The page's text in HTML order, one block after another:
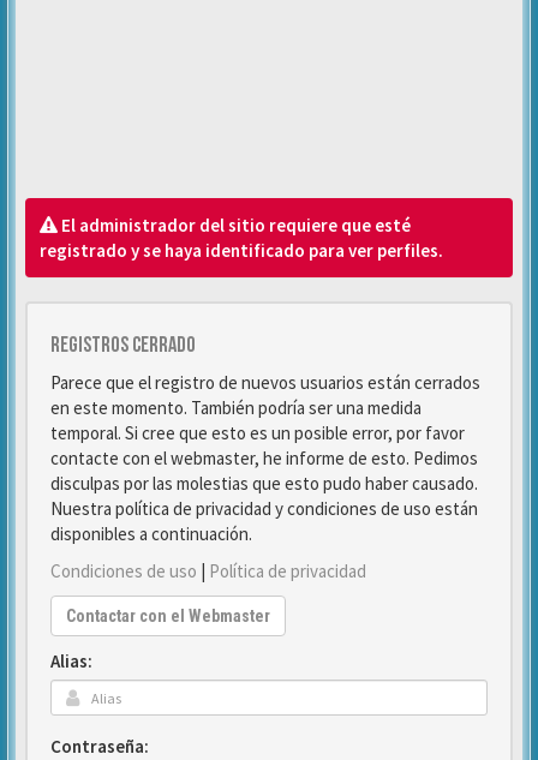
El administrador del sitio requiere que esté
registrado y se haya identificado para ver perfiles.
Registros cerrado
Parece que el registro de nuevos usuarios están cerrados
en este momento. También podría ser una medida
temporal. Si cree que esto es un posible error, por favor
contacte con el webmaster, he informe de esto. Pedimos
disculpas por las molestias que esto pudo haber causado.
Nuestra política de privacidad y condiciones de uso están
disponibles a continuación.
Condiciones de uso | Política de privacidad
Contactar con el Webmaster
Alias:
Contraseña: